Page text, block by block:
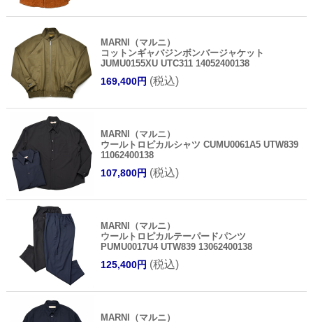
MARNI（マルニ）
コットンギャバジンボンバージャケット
JUMU0155XU UTC311 14052400138
169,400円 (税込)
MARNI（マルニ）
ウールトロピカルシャツ CUMU0061A5 UTW839
11062400138
107,800円 (税込)
MARNI（マルニ）
ウールトロピカルテーパードパンツ
PUMU0017U4 UTW839 13062400138
125,400円 (税込)
MARNI（マルニ）